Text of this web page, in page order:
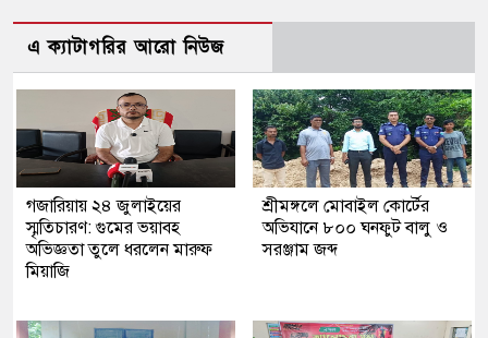
এ ক্যাটাগরির আরো নিউজ
গজারিয়ায় ২৪ জুলাইয়ের
স্মৃতিচারণ: গুমের ভয়াবহ
অভিজ্ঞতা তুলে ধরলেন মারুফ
মিয়াজি
শ্রীমঙ্গলে মোবাইল কোর্টের
অভিযানে ৮০০ ঘনফুট বালু ও
সরঞ্জাম জব্দ